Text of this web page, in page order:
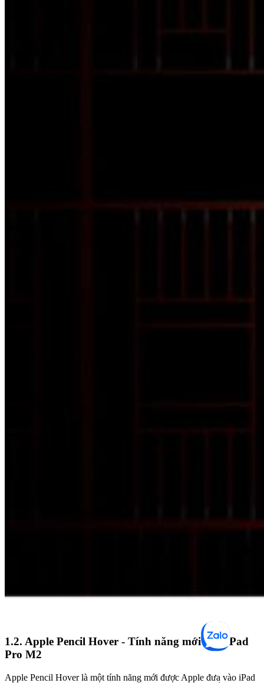
1.2. Apple Pencil Hover - Tính năng mới trên iPad
Pro M2
Apple Pencil Hover là một tính năng mới được Apple đưa vào iPad